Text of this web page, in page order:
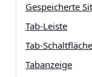
Gespeicherte
Tab-Leiste
Tab-Schaltfläche
Tabanzeige